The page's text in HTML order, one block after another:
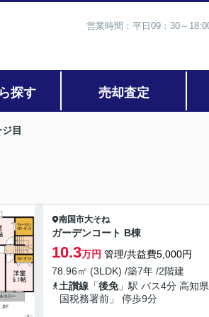
営業時間：平日09：30～
探す 売却査定
目
南国市大そね
ガーデンコート B棟
10.3万円 管理/共益費5,000円
78.96㎡ (3LDK) /築7年 /2階建
土讃線 「後免」駅 バス4分 高知
国税務署前」 停歩9分